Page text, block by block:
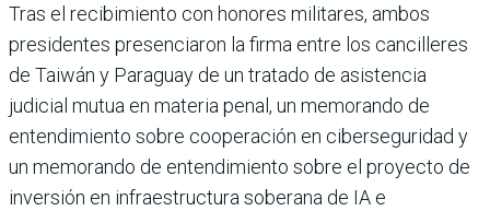
Tras el recibimiento con honores militares, ambos
presidentes presenciaron la firma entre los cancilleres
de Taiwán y Paraguay de un tratado de asistencia
judicial mutua en materia penal, un memorando de
entendimiento sobre cooperación en ciberseguridad y
un memorando de entendimiento sobre el proyecto de
inversión en infraestructura soberana de IA e